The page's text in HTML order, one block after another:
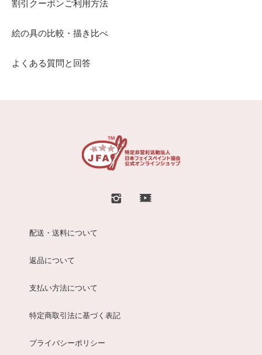
割引クーポンご利用方法
絵の具の比較・描き比べ
よくある質問と回答
配送・送料について
返品について
支払い方法について
特定商取引法に基づく表記
プライバシーポリシー